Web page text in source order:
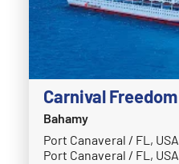
Carnival Freedom
Bahamy
Port Canaveral / FL, USA
Port Canaveral / FL, USA